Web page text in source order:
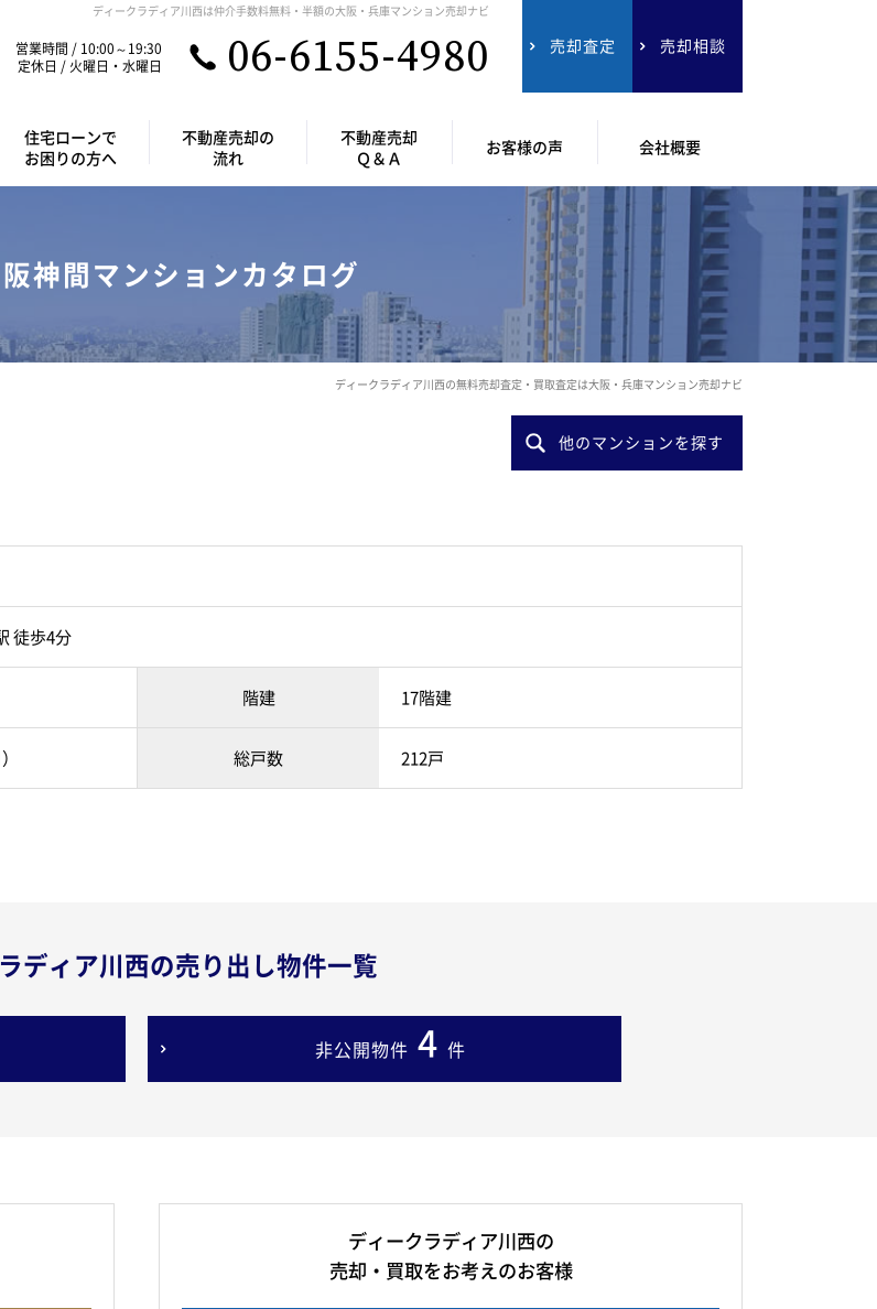
ディークラディア川西は仲介手数料無料・半額の大阪・兵庫マンション売却ナビ
営業時間 / 10:00～19:30
定休日 / 火曜日・水曜日
06-6155-4980 売却査定 売却相談
住宅ローンで
お困りの方へ
不動産売却の
流れ
不動産売却
Ｑ＆Ａ
お客様の声 会社概要
神間マンションカタログ
ディークラディア川西の無料売却査定・買取査定は大阪・兵庫マンション売却ナビ
他のマンションを探す
徒歩4分
階建 17階建
総戸数 212戸
ディア川西の売り出し物件一覧
非公開物件 4 件
ディークラディア川西の
売却・買取をお考えのお客様